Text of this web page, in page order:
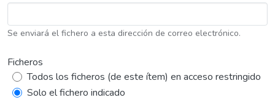
Se enviará el fichero a esta dirección de correo electrónico.
Ficheros
Todos los ficheros (de este ítem) en acceso restringido
Solo el fichero indicado